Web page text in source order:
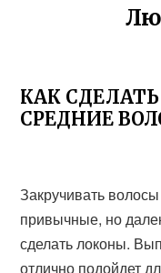
КАК
СРЕДНИЕ
Закручивать
привычные, но
сделать локоны.
отлично подойдет